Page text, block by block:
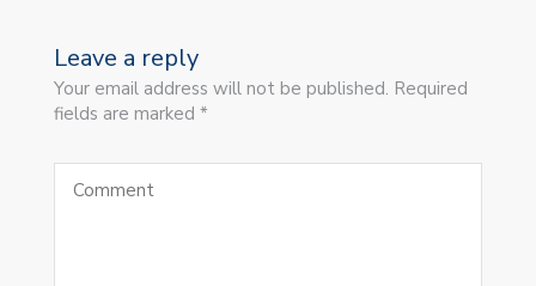
Leave a reply
Your email address will not be published. Required
fields are marked *